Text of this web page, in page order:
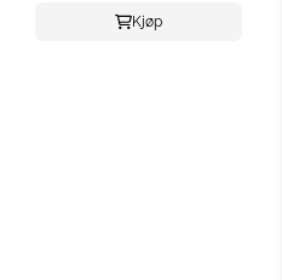
Kjøp